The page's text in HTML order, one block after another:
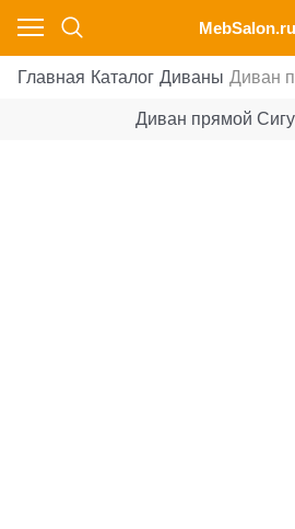
MebSalon.ru
Главная Каталог Диваны Диван
Диван прямой